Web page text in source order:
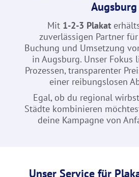
Augsburg
Mit 1-2-3 Plakat
zuverlässigen Partner
Buchung und Umsetzung
in Augsburg. Unser Fokus
Prozessen, transparenter
einer reibungslosen
Egal, ob du regional
Städte kombinieren
deine Kampagne von
Unser Service für